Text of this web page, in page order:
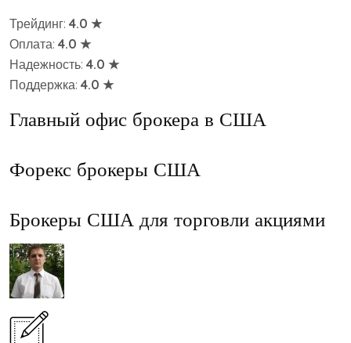
Трейдинг: 4.0 ★
Оплата: 4.0 ★
Надежность: 4.0 ★
Поддержка: 4.0 ★
Главный офис брокера в США
Форекс брокеры США
Брокеры США для торговли акциями